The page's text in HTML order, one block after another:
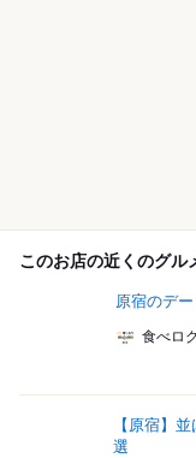
このお店の近くのグル
原宿のデ
食べロ
【原宿】
選